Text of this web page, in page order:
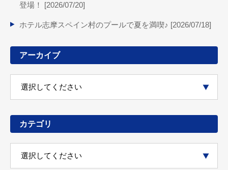
登場！ [2026/07/20]
ホテル志摩スペイン村のプールで夏を満喫♪ [2026/07/18]
アーカイブ
カテゴリ